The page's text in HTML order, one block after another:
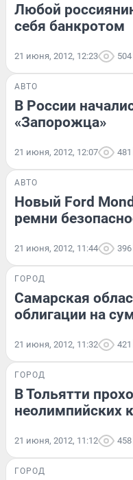
Любой
себя банкротом
21 июня, 2012, 12:23 504
АВТО
В России
«Запорожца»
21 июня, 2012, 12:07 481
АВТО
Новый Ford
ремни
21 июня, 2012, 11:44 396
ГОРОД
Самарская
облигации на
21 июня, 2012, 11:32 421
ГОРОД
В Тольятти
неолимпийских
21 июня, 2012, 11:12 458
ГОРОД